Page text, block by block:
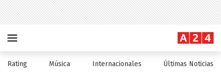
Rating Música Internacionales Últimas Noticias